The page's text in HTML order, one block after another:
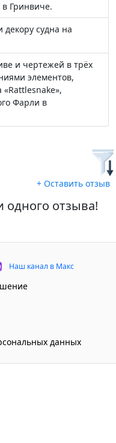
в Гринвиче.
декору судна на
и чертежей в трёх
элементов,
Фарли в
+ Оставить отзыв
одного отзыва!
Наш канал в Макс
данных